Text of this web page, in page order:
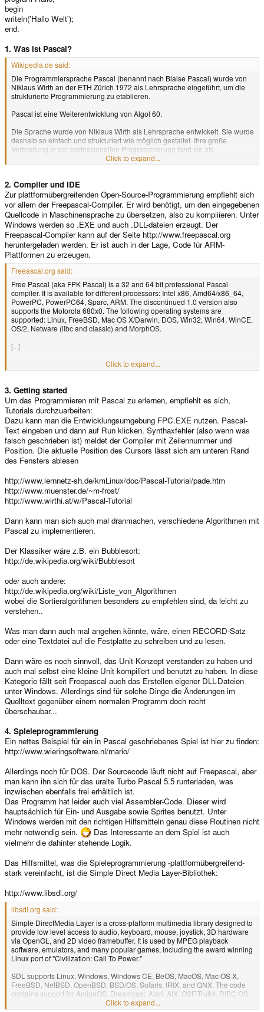
begin
writeln('Hallo Welt');
end.
1. Was ist Pascal?
Wikipedia.de said:
Die Programmiersprache Pascal (benannt nach Blaise Pascal) wurde von
Niklaus Wirth an der ETH Zürich 1972 als Lehrsprache eingeführt, um die
strukturierte Programmierung zu etablieren.
Pascal ist eine Weiterentwicklung von Algol 60.
Die Sprache wurde von Niklaus Wirth als Lehrsprache entwickelt. Sie wurde
deshalb so einfach und strukturiert wie möglich gestaltet. Ihre große
Verbreitung in der professionellen Programmierung fand sie als
Borland/Turbo Pascal (Delphi) – gegenüber dem Ur-Pascal wesentlich
erweiterte und verbesserte Versionen.
Pascal zeichnet sich durch eine strikte und einfach verständliche Syntax
sowie durch den Verzicht auf kontextabhängige Interpretationen des Codes
aus. Somit erlaubt Pascal im Vergleich zu Sprachen wie C und Fortran eine
gute Lesbarkeit und, verglichen mit Fortran, auch eine bessere
Unterstützung von strukturierter Programmierung.
Ein wichtiges Konzept, das Wirth zur Anwendung brachte, ist die starke
Typisierung (engl. "strong typing"): Variablen sind bereits zur
Übersetzungszeit einem bestimmten Datentyp zugeordnet, und dieser kann
nicht nachträglich verändert werden. Typenstrenge bedeutet, dass
Wertzuweisungen ausschließlich unter Variablen gleichen Typs erlaubt
sind.
[...]
http://de.wikipedia.org/wiki/Pascal_(Programmiersprache)
Click to expand...
2. Compiler und IDE
Zur plattformübergreifenden Open-Source-Programmierung empfiehlt sich
vor allem der Freepascal-Compiler. Er wird benötigt, um den eingegebenen
Quellcode in Maschinensprache zu übersetzen, also zu kompiiieren. Unter
Windows werden so .EXE und auch .DLL-dateien erzeugt. Der
Freepascal-Compiler kann auf der Seite http://www.freepascal.org
heruntergeladen werden. Er ist auch in der Lage, Code für ARM-
Plattformen zu erzeugen.
Freeascal.org said:
Free Pascal (aka FPK Pascal) is a 32 and 64 bit professional Pascal
compiler. It is available for different processors: Intel x86, Amd64/x86_64,
PowerPC, PowerPC64, Sparc, ARM. The discontinued 1.0 version also
supports the Motorola 680x0. The following operating systems are
supported: Linux, FreeBSD, Mac OS X/Darwin, DOS, Win32, Win64, WinCE,
OS/2, Netware (libc and classic) and MorphOS.
[...]
The language syntax has excellent compatibility with TP 7.0 as well as with
most versions of Delphi (classes, rtti, exceptions, ansistrings, widestrings,
MetroWerks Pascal, is also available. Furthermore Free Pascal supports
function overloading, operator overloading, global properties and several
other extra features.
Click to expand...
3. Getting started
Um das Programmieren mit Pascal zu erlernen, empfiehlt es sich,
Tutorials durchzuarbeiten:
Dazu kann man die Entwicklungsumgebung FPC.EXE nutzen. Pascal-
Text eingeben und dann auf Run klicken. Synthaxfehler (also wenn was
falsch geschrieben ist) meldet der Compiler mit Zeilennummer und
Position. Die aktuelle Position des Cursors lässt sich am unteren Rand
des Fensters ablesen
http://www.lernnetz-sh.de/kmLinux/doc/Pascal-Tutorial/pade.htm
http://www.muenster.de/~m-frost/
http://www.wirthi.at/w/Pascal-Tutorial
Dann kann man sich auch mal dranmachen, verschiedene Algorithmen mit
Pascal zu implementieren.
Der Klassiker wäre z.B. ein Bubblesort:
http://de.wikipedia.org/wiki/Bubblesort
oder auch andere:
http://de.wikipedia.org/wiki/Liste_von_Algorithmen
wobei die Sortieralgorithmen besonders zu empfehlen sind, da leicht zu
verstehen..
Was man dann auch mal angehen könnte, wäre, einen RECORD-Satz
oder eine Textdatei auf die Festplatte zu schreiben und zu lesen.
Dann wäre es noch sinnvoll, das Unit-Konzept verstanden zu haben und
auch mal selbst eine kleine Unit kompiliert und benutzt zu haben. In diese
Kategorie fällt seit Freepascal auch das Erstellen eigener DLL-Dateien
unter Windows. Allerdings sind für solche Dinge die Änderungen im
Quelltext gegenüber einem normalen Programm doch recht
überschaubar...
4. Spieleprogrammierung
Ein nettes Beispiel für ein in Pascal geschriebenes Spiel ist hier zu finden:
http://www.wieringsoftware.nl/mario/
Allerdings noch für DOS. Der Sourcecode läuft nicht auf Freepascal, aber
man kann ihn sich für das uralte Turbo Pascal 5.5 runterladen, was
inzwischen ebenfalls frei erhältlich ist.
Das Programm hat leider auch viel Assembler-Code. Dieser wird
hauptsächlich für Ein- und Ausgabe sowie Sprites benutzt. Unter
Windows werden mit den richtigen Hilfsmitteln genau diese Routinen nicht
mehr notwendig sein.
Das Interessante an dem Spiel ist auch
vielmehr die dahinter stehende Logik.
Das Hilfsmittel, was die Spieleprogrammierung -plattformübergreifend-
stark vereinfacht, ist die Simple Direct Media Layer-Bibliothek:
http://www.libsdl.org/
libsdl.org said:
Simple DirectMedia Layer is a cross-platform multimedia library designed to
provide low level access to audio, keyboard, mouse, joystick, 3D hardware
via OpenGL, and 2D video framebuffer. It is used by MPEG playback
software, emulators, and many popular games, including the award winning
Linux port of "Civilization: Call To Power."
SDL supports Linux, Windows, Windows CE, BeOS, MacOS, Mac OS X,
FreeBSD, NetBSD, OpenBSD, BSD/OS, Solaris, IRIX, and QNX. The code
contains support for AmigaOS, Dreamcast, Atari, AIX, OSF/Tru64, RISC OS,
SymbianOS, and OS/2, but these are not officially supported.
Click to expand...